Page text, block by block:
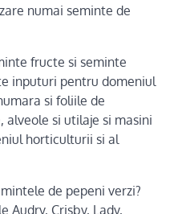
numai seminte de
fructe si seminte
inputuri pentru domeniul
si foliile de
si utilaje si masini
horticulturii si al
de pepeni verzi?
Audry, Crisby, Lady,